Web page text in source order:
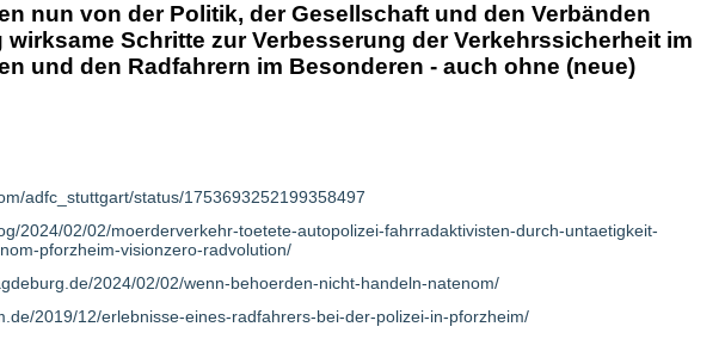
nun von der Politik, der Gesellschaft und den Verbänden
wirksame Schritte zur Verbesserung der Verkehrssicherheit im
und den Radfahrern im Besonderen - auch ohne (neue)
adfc_stuttgart/status/1753693252199358497
2024/02/02/moerderverkehr-toetete-autopolizei-fahrradaktivisten-durch-untaetigkeit-
pforzheim-visionzero-radvolution/
2024/02/02/wenn-behoerden-nicht-handeln-natenom/
2019/12/erlebnisse-eines-radfahrers-bei-der-polizei-in-pforzheim/